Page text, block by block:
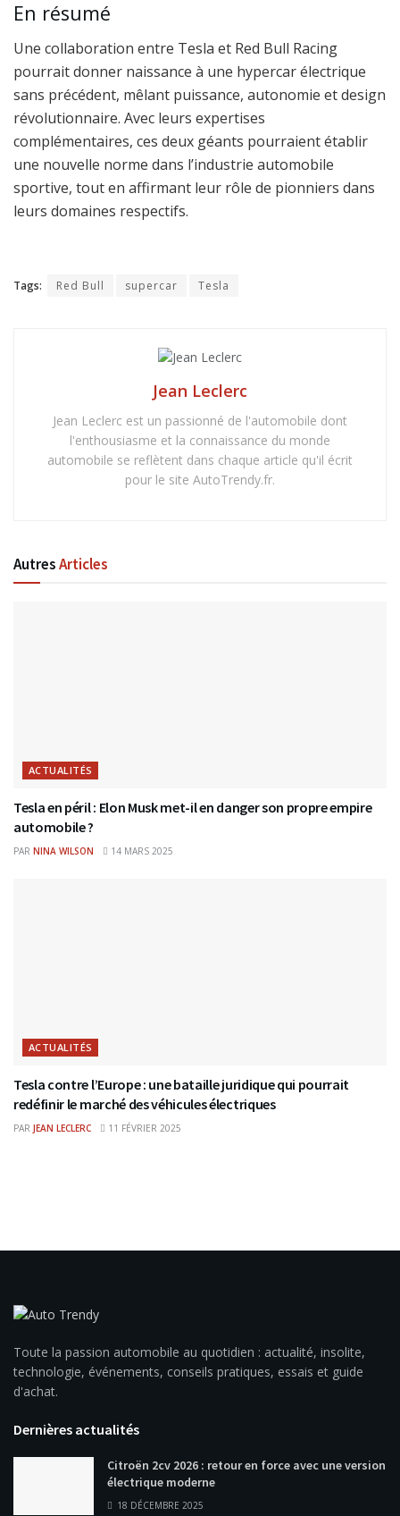
En résumé
Une collaboration entre Tesla et Red Bull Racing
pourrait donner naissance à une hypercar électrique
sans précédent, mêlant puissance, autonomie et design
révolutionnaire. Avec leurs expertises
complémentaires, ces deux géants pourraient établir
une nouvelle norme dans l’industrie automobile
sportive, tout en affirmant leur rôle de pionniers dans
leurs domaines respectifs.
Tags: Red Bull supercar Tesla
Jean Leclerc
Jean Leclerc est un passionné de l'automobile dont
l'enthousiasme et la connaissance du monde
automobile se reflètent dans chaque article qu'il écrit
pour le site AutoTrendy.fr.
AutresArticles
ACTUALITÉS
Tesla en péril : Elon Musk met-il en danger son propre empire
automobile ?
PAR NINA WILSON 14 MARS 2025
ACTUALITÉS
Tesla contre l’Europe : une bataille juridique qui pourrait
redéfinir le marché des véhicules électriques
PAR JEAN LECLERC 11 FÉVRIER 2025
Toute la passion automobile au quotidien : actualité, insolite,
technologie, événements, conseils pratiques, essais et guide
d'achat.
Dernières actualités
Citroën 2cv 2026 : retour en force avec une version
électrique moderne
18 DÉCEMBRE 2025